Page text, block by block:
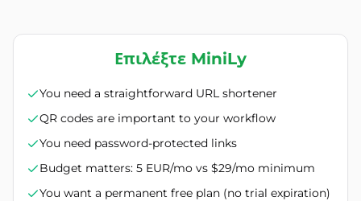
Επιλέξτε MiniLy
You need a straightforward URL shortener
QR codes are important to your workflow
You need password-protected links
Budget matters: 5 EUR/mo vs $29/mo minimum
You want a permanent free plan (no trial expiration)